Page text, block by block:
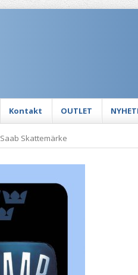
Kontakt OUTLET
Saab Skattemärke